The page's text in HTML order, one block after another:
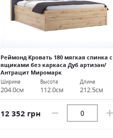
Реймонд Кровать 180 мягкая спинка с
ящиками без каркаса Дуб артизан/
Антрацит Миромарк
Ширина
204.0см
Высота
112.0см
Длина
212.5см
12 352 грн